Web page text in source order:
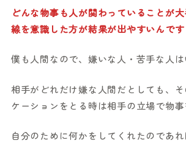
どんな物事も人が関わっていることが
線を意識した方が結果が出やすいんです
僕も人間なので、嫌いな人・苦手な人は
相手がどれだけ嫌な人間だとしても、
ケーションをとる時は相手の立場で物事
自分のために何かをしてくれたのであ